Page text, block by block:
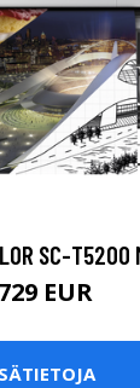
SC-T5200
EUR